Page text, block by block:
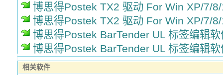
博思得Postek TX2 驱动 For Win XP/7/
博思得Postek TX2 驱动 For Win XP/7/
博思得Postek BarTender UL 标签编辑
博思得Postek BarTender UL 标签编辑
相关软件